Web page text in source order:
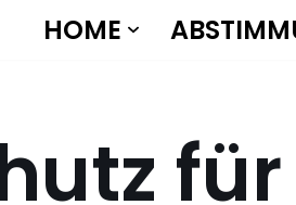
HOME
für